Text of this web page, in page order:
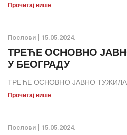
Прочитај више
Послови 15.05.2024.
ТРЕЋЕ ОСНОВНО
У БЕОГРАДУ
ТРЕЋЕ ОСНОВНО ЈАВНО
Прочитај више
Послови 15.05.2024.